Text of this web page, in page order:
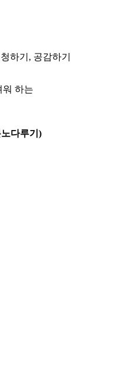
하기, 공감하기
워 하는
다루기)